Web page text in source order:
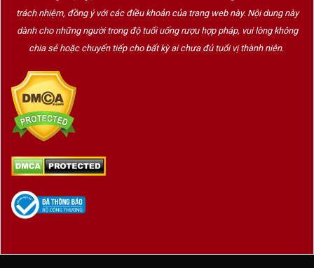
trách nhiệm, đồng ý với các điều khoản của trang web này. Nội dung này
dành cho những người trong độ tuổi uống rượu hợp pháp, vui lòng không
chia sẻ hoặc chuyển tiếp cho bất kỳ ai chưa đủ tuổi vị thành niên.